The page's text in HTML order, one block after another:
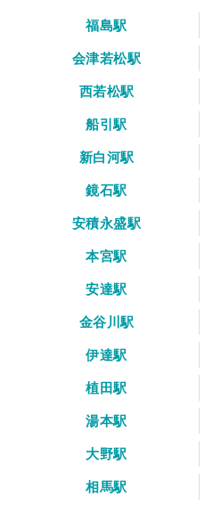
福島駅
会津若松駅
西若松駅
船引駅
新白河駅
鏡石駅
安積永盛駅
本宮駅
安達駅
金谷川駅
伊達駅
植田駅
湯本駅
大野駅
相馬駅